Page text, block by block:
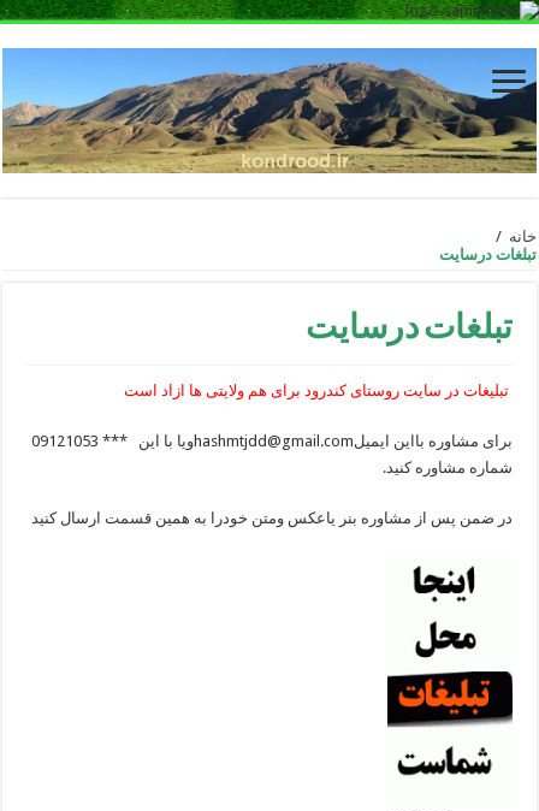
خانه /
تبلغات درسایت
تبلغات درسایت
تبلیغات در سایت روستای کندرود برای هم ولایتی ها ازاد است
برای مشاوره بااین ایمیلhashmtjdd@gmail.comویا با این *** 09121053
شماره مشاوره کنید.
در ضمن پس از مشاوره بنر یاعکس ومتن خودرا به همین قسمت ارسال کنید